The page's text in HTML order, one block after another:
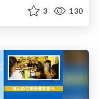
3 130